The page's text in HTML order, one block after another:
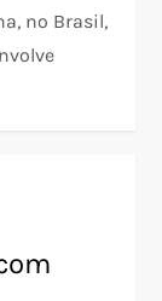
no Brasil,